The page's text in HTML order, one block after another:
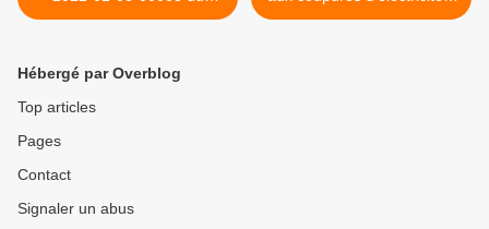
08/02/2022 - IGN -
publiques et privées
Vernosc-lès-Annonay >
Hébergé par Overblog
Top articles
Pages
Contact
Signaler un abus